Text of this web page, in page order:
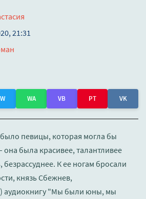
21:31
WA VB PT VK
певицы, которая могла бы
она была красивее, талантливее
безрассуднее. К ее ногам бросали
князь Сбежнев,
аудиокнигу "Мы были юны, мы